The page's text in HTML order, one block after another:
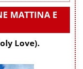
MATTINA E
Love).